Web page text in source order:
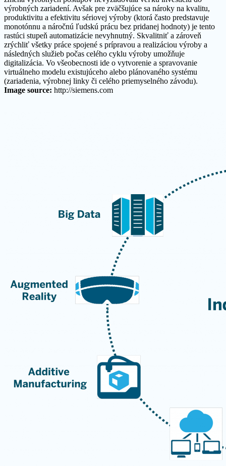
výrobných zariadení. Avšak pre zväčšujúce sa nároky na kvalitu,
produktivitu a efektivitu sériovej výroby (ktorá často predstavuje
monotónnu a náročnú ľudskú prácu bez pridanej hodnoty) je tento
rastúci stupeň automatizácie nevyhnutný. Skvalitniť a zároveň
zrýchliť všetky práce spojené s prípravou a realizáciou výroby a
následných služieb počas celého cyklu výroby umožňuje
digitalizácia. Vo všeobecnosti ide o vytvorenie a spravovanie
virtuálneho modelu existujúceho alebo plánovaného systému
(zariadenia, výrobnej linky či celého priemyselného závodu).
Image source: http://siemens.com